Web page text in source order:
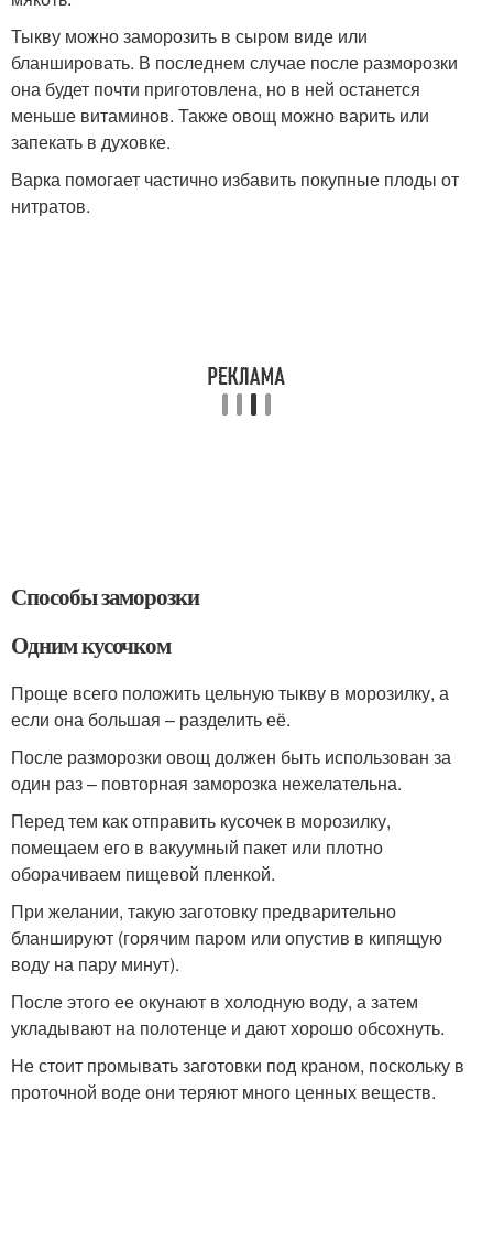
Тыкву можно заморозить в сыром виде или
бланшировать. В последнем случае после разморозки
она будет почти приготовлена, но в ней останется
меньше витаминов. Также овощ можно варить или
запекать в духовке.
Варка помогает частично избавить покупные плоды от
нитратов.
Способы заморозки
Одним кусочком
Проще всего положить цельную тыкву в морозилку, а
если она большая – разделить её.
После разморозки овощ должен быть использован за
один раз – повторная заморозка нежелательна.
Перед тем как отправить кусочек в морозилку,
помещаем его в вакуумный пакет или плотно
оборачиваем пищевой пленкой.
При желании, такую заготовку предварительно
бланшируют (горячим паром или опустив в кипящую
воду на пару минут).
После этого ее окунают в холодную воду, а затем
укладывают на полотенце и дают хорошо обсохнуть.
Не стоит промывать заготовки под краном, поскольку в
проточной воде они теряют много ценных веществ.